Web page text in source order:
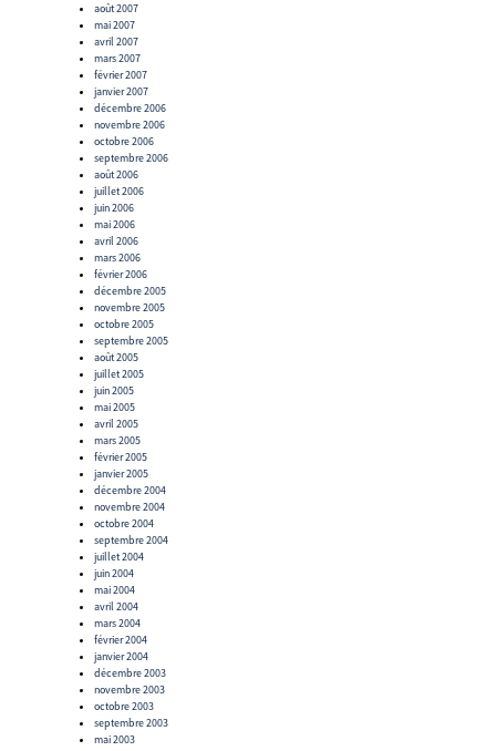
août 2007
mai 2007
avril 2007
mars 2007
février 2007
janvier 2007
décembre 2006
novembre 2006
octobre 2006
septembre 2006
août 2006
juillet 2006
juin 2006
mai 2006
avril 2006
mars 2006
février 2006
décembre 2005
novembre 2005
octobre 2005
septembre 2005
août 2005
juillet 2005
juin 2005
mai 2005
avril 2005
mars 2005
février 2005
janvier 2005
décembre 2004
novembre 2004
octobre 2004
septembre 2004
juillet 2004
juin 2004
mai 2004
avril 2004
mars 2004
février 2004
janvier 2004
décembre 2003
novembre 2003
octobre 2003
septembre 2003
mai 2003